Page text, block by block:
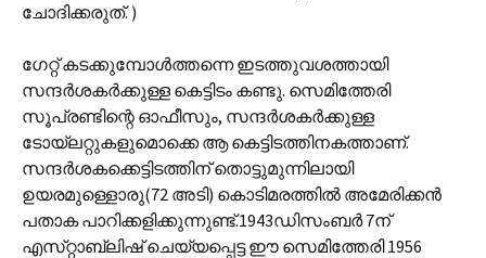
ചോദിക്കരുത്. )
ഗേറ്റ് കടക്കുമ്പോള്‍ത്തന്നെ ഇടത്തുവശത്തായി
സന്ദര്‍ശകര്‍ക്കുള്ള കെട്ടിടം കണ്ടു. സെമിത്തേരി
സൂപ്രണ്ടിന്റെ ഓഫീസും, സന്ദര്‍ശകര്‍ക്കുള്ള
ടോയ്‌ലറ്റുകളുമൊക്കെ ആ കെട്ടിടത്തിനകത്താണ്.
സന്ദര്‍ശകക്കെട്ടിടത്തിന് തൊട്ടുമുന്നിലായി
ഉയരമുള്ളൊരു(72 അടി) കൊടിമരത്തില്‍ അമേരിക്കന്‍
പതാക പാറിക്കളിക്കുന്നുണ്ട്.1943ഡിസംബര്‍ 7ന്
എസ്‌റ്റാബ്ലിഷ് ചെയ്യപ്പെട്ട ഈ സെമിത്തേരി 1956